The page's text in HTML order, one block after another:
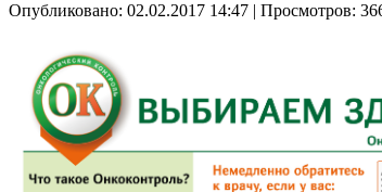
Опубликовано: 02.02.2017 14:47 | Просмотров: